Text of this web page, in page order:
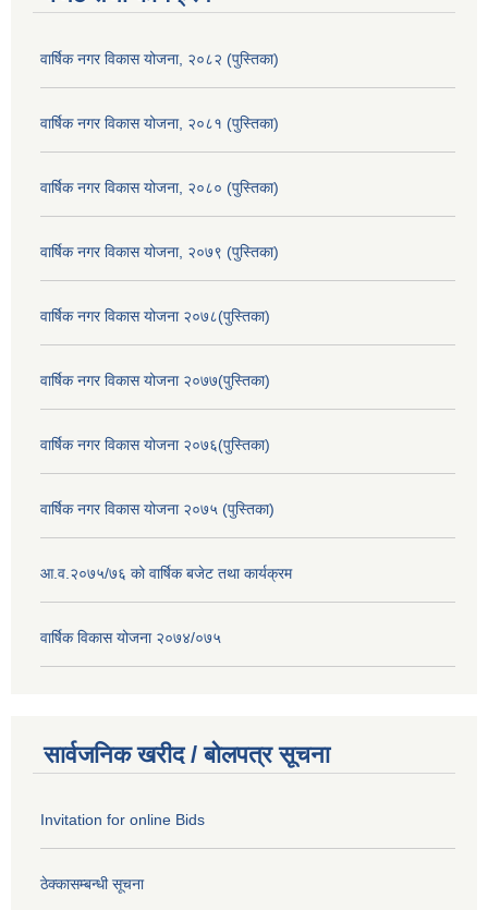
वार्षिक नगर विकास योजना, २०८२ (पुस्तिका)
वार्षिक नगर विकास योजना, २०८१ (पुस्तिका)
वार्षिक नगर विकास योजना, २०८० (पुस्तिका)
वार्षिक नगर विकास योजना, २०७९ (पुस्तिका)
वार्षिक नगर विकास योजना २०७८(पुस्तिका)
वार्षिक नगर विकास योजना २०७७(पुस्तिका)
वार्षिक नगर विकास योजना २०७६(पुस्तिका)
वार्षिक नगर विकास योजना २०७५ (पुस्तिका)
आ.व.२०७५/७६ को वार्षिक बजेट तथा कार्यक्रम
वार्षिक विकास योजना २०७४/०७५
सार्वजनिक खरीद / बोलपत्र सूचना
Invitation for online Bids
ठेक्कासम्बन्धी सूचना